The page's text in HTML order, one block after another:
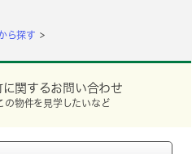
ら探す
に関するお問い合わせ
の物件を見学したいなど